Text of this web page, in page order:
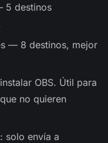
5 destinos
— 8 destinos, mejor
OBS. Útil para
no quieren
solo envía a